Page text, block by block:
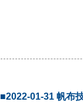
■2022-01-31 帆布